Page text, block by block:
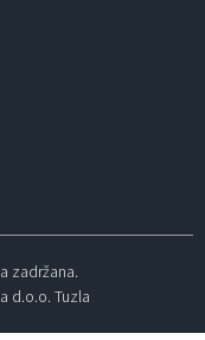
zadržana.
d.o.o. Tuzla